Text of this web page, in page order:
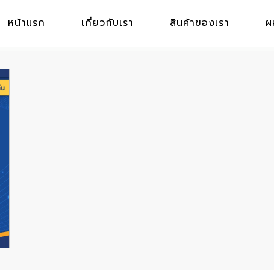
หน้าแรก เกี่ยวกับเรา สินค้าของเรา